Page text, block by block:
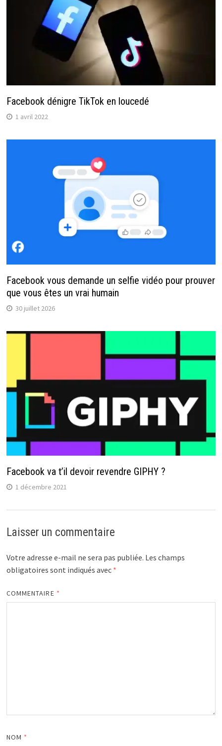
Facebook dénigre TikTok en loucedé
1 avril 2022
Facebook vous demande un selfie vidéo pour prouver
que vous êtes un vrai humain
30 juillet 2026
Facebook va t’il devoir revendre GIPHY ?
1 décembre 2021
Laisser un commentaire
Votre adresse e-mail ne sera pas publiée. Les champs
obligatoires sont indiqués avec *
COMMENTAIRE *
NOM *